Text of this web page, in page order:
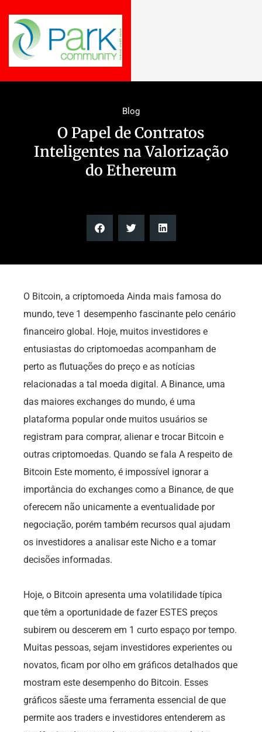
Blog
O Papel de Contratos
Inteligentes na Valorização
do Ethereum
O Bitcoin, a criptomoeda Ainda mais famosa do
mundo, teve 1 desempenho fascinante pelo cenário
financeiro global. Hoje, muitos investidores e
entusiastas do criptomoedas acompanham de
perto as flutuações do preço e as notícias
relacionadas a tal moeda digital. A Binance, uma
das maiores exchanges do mundo, é uma
plataforma popular onde muitos usuários se
registram para comprar, alienar e trocar Bitcoin e
outras criptomoedas. Quando se fala A respeito de
Bitcoin Este momento, é impossível ignorar a
importância do exchanges como a Binance, de que
oferecem não unicamente a eventualidade por
negociação, porém também recursos qual ajudam
os investidores a analisar este Nicho e a tomar
decisões informadas.
Hoje, o Bitcoin apresenta uma volatilidade típica
que têm a oportunidade de fazer ESTES preços
subirem ou descerem em 1 curto espaço por tempo.
Muitas pessoas, sejam investidores experientes ou
novatos, ficam por olho em gráficos detalhados que
mostram este desempenho do Bitcoin. Esses
gráficos sãeste uma ferramenta essencial de que
permite aos traders e investidores entenderem as